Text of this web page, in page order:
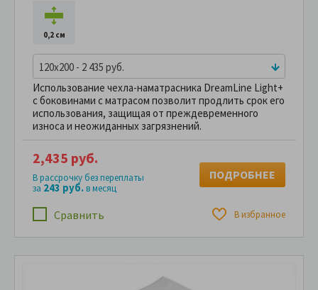
0,2 см
120x200 - 2 435 руб.
Использование чехла-наматрасника DreamLine Light+
с боковинами с матрасом позволит продлить срок его
использования, защищая от преждевременного
износа и неожиданных загрязнений.
Сравнить В избранное
2,435 руб.
В рассрочку без переплаты
за 243 руб.в месяц
ПОДРОБНЕЕ